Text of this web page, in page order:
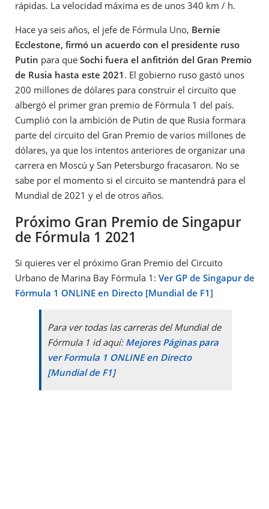
rápidas. La velocidad máxima es de unos 340 km / h.
Hace ya seis años, el jefe de Fórmula Uno, Bernie
Ecclestone, firmó un acuerdo con el presidente ruso
Putin para que Sochi fuera el anfitrión del Gran Premio
de Rusia hasta este 2021 . El gobierno ruso gastó unos
200 millones de dólares para construir el circuito que
albergó el primer gran premio de Fórmula 1 del país.
Cumplió con la ambición de Putin de que Rusia formara
parte del circuito del Gran Premio de varios millones de
dólares, ya que los intentos anteriores de organizar una
carrera en Moscú y San Petersburgo fracasaron. No se
sabe por el momento si el circuito se mantendrá para el
Mundial de 2021 y el de otros años.
Próximo Gran Premio de Singapur
de Fórmula 1 2021
Si quieres ver el próximo Gran Premio del Circuito
Urbano de Marina Bay Fórmula 1: Ver GP de Singapur de
Fórmula 1 ONLINE en Directo [Mundial de F1]
Para ver todas las carreras del Mundial de
Fórmula 1 id aquí: Mejores Páginas para
ver Formula 1 ONLINE en Directo
[Mundial de F1]